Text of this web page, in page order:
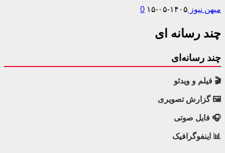
میهن نیوز ۱۴۰۵-۰۵-۱۵ 0
چند رسانه ای
چند رسانه‌ای
🎬 فیلم و ویدئو
🖼 گزارش تصویری
🎧 فایل صوتی
📊 اینفوگرافیک